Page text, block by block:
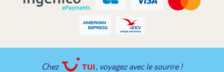
Chez , voyagez avec le sourire !